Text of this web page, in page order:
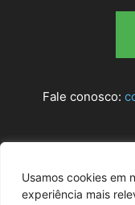
Usamos cookies em
experiência mais
Fale conosco: